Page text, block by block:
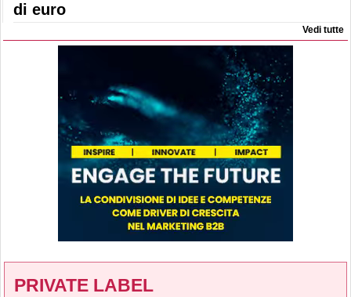
di euro
Vedi tutte
PRIVATE LABEL